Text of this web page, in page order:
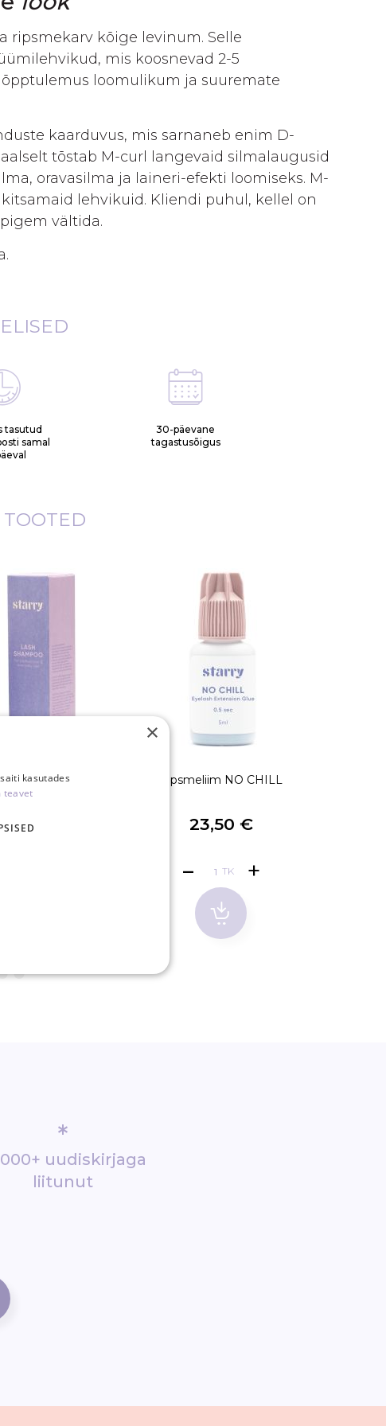
ripsmekarv kõige levinum. Selle
mis koosnevad 2-5
loomulikum ja suuremate
kaarduvus, mis sarnaneb enim D-
tõstab M-curl langevaid silmalaugusid
oravasilma ja laineri-efekti loomiseks. M-
lehvikuid. Kliendi puhul, kellel on
vältida.
tasutud
samal
30-päevane
tagastusõigus
€
Ripsmeliim NO CHILL
23,50 €
TK
*
000+ uudiskirjaga
liitunut
×
kasutades
teavet